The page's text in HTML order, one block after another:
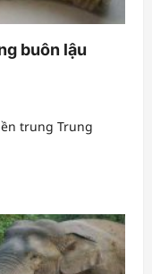
buôn lậu
trung Trung